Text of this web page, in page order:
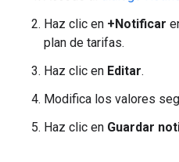
Haz clic en +Notificar
plan de tarifas.
Haz clic en Editar.
Modifica los valores
Haz clic en Guardar